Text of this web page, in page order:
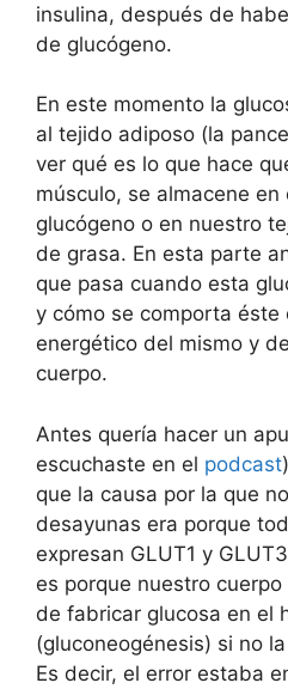
insulina, después de
de glucógeno.
En este momento la
al tejido adiposo (la
ver qué es lo que hace
músculo, se almacene en
glucógeno o en nuestro
de grasa. En esta parte
que pasa cuando esta
y cómo se comporta
energético del mismo y
cuerpo.
Antes quería hacer un
escuchaste en el podcast
que la causa por la que
desayunas era porque
expresan GLUT1 y
es porque nuestro
de fabricar glucosa en el
(gluconeogénesis) si no
Es decir, el error estaba